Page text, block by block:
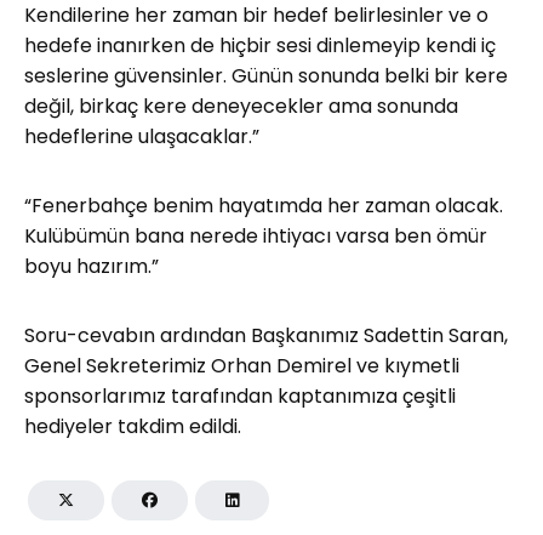
Kendilerine her zaman bir hedef belirlesinler ve o
hedefe inanırken de hiçbir sesi dinlemeyip kendi iç
seslerine güvensinler. Günün sonunda belki bir kere
değil, birkaç kere deneyecekler ama sonunda
hedeflerine ulaşacaklar.”
“Fenerbahçe benim hayatımda her zaman olacak.
Kulübümün bana nerede ihtiyacı varsa ben ömür
boyu hazırım.”
Soru-cevabın ardından Başkanımız Sadettin Saran,
Genel Sekreterimiz Orhan Demirel ve kıymetli
sponsorlarımız tarafından kaptanımıza çeşitli
hediyeler takdim edildi.